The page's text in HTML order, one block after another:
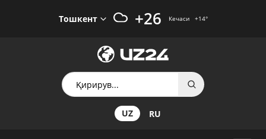
Тошкент +26 Кечаси +14°
UZ RU